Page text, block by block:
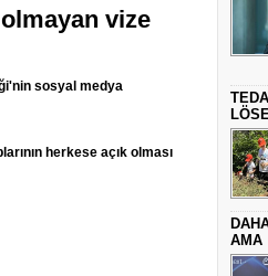
vize
sosyal medya
herkese açık olması
AMA